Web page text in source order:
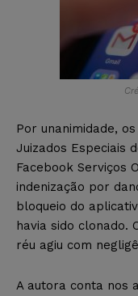
Por unanimidade,
Juizados Especiais
Facebook Serviços
indenização por
bloqueio do
havia sido clonado.
réu agiu com
A autora conta nos